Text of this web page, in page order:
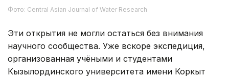
Фото: Central Asian Journal of Water Research
Эти открытия не могли остаться без внимания
научного сообщества. Уже вскоре экспедиция,
организованная учёными и студентами
Кызылординского университета имени Коркыт